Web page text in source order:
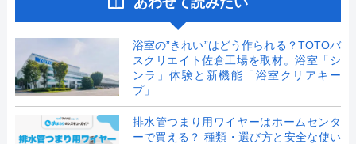
浴室の”きれい”はどう作られる？TOTOバ
スクリエイト佐倉工場を取材。浴室「シ
ンラ」体験と新機能「浴室クリアキー
プ」
排水管つまり用ワイヤーはホームセンタ
ーで買える？ 種類・選び方と安全な使い